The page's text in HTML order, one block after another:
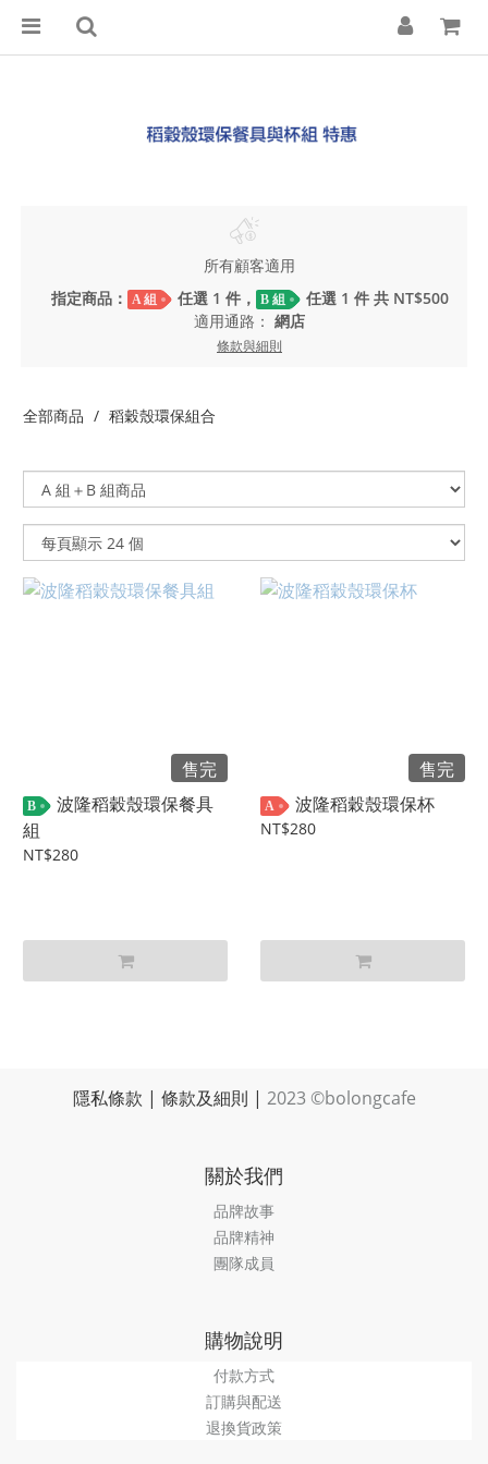
所有顧客適用
指定商品：
A 組 任選 1 件， B 組
任選 1 件 共 NT$500
適用通路： 網店
條款與細則
全部商品 稻穀殼環保組合
售完
B
波隆稻穀殼環保餐具
組
NT$280
售完
A 波隆稻穀殼環保杯
NT$280
隱私條款 | 條款及細則 | 2023 ©bolongcafe
關於我們
品牌故事
品牌精神
團隊成員
購物說明
付款方式
訂購與配送
退換貨政策